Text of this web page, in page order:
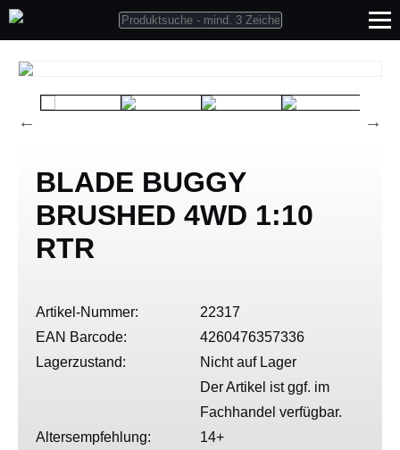
BLADE BUGGY
BRUSHED 4WD 1:10
RTR
Artikel-Nummer:
22317
EAN Barcode:
4260476357336
Lagerzustand:
Nicht auf Lager
Der Artikel ist ggf. im
Fachhandel verfügbar.
Altersempfehlung:
14+